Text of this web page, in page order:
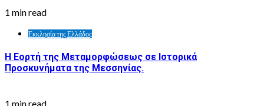
1 min read
Εκκλησία της Ελλάδος
Η Εορτή της Μεταμορφώσεως σε Ιστορικά
Προσκυνήματα της Μεσσηνίας.
1 min read